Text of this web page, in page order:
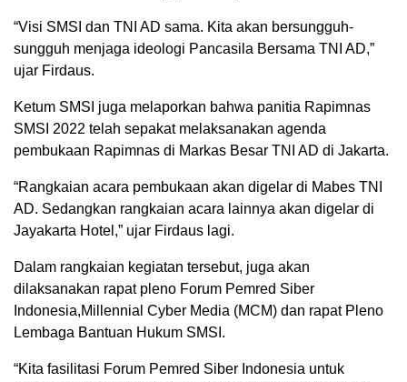
“Visi SMSI dan TNI AD sama. Kita akan bersungguh-
sungguh menjaga ideologi Pancasila Bersama TNI AD,”
ujar Firdaus.
Ketum SMSI juga melaporkan bahwa panitia Rapimnas
SMSI 2022 telah sepakat melaksanakan agenda
pembukaan Rapimnas di Markas Besar TNI AD di Jakarta.
“Rangkaian acara pembukaan akan digelar di Mabes TNI
AD. Sedangkan rangkaian acara lainnya akan digelar di
Jayakarta Hotel,” ujar Firdaus lagi.
Dalam rangkaian kegiatan tersebut, juga akan
dilaksanakan rapat pleno Forum Pemred Siber
Indonesia,Millennial Cyber Media (MCM) dan rapat Pleno
Lembaga Bantuan Hukum SMSI.
“Kita fasilitasi Forum Pemred Siber Indonesia untuk